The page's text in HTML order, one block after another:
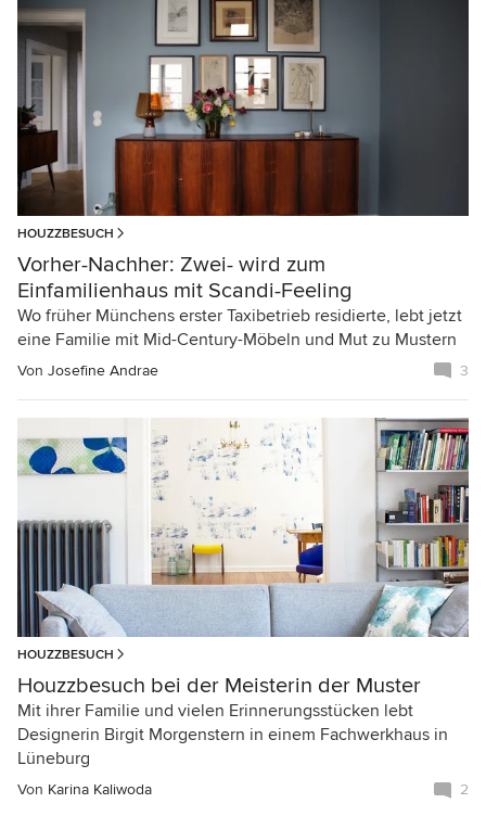
HOUZZBESUCH
Vorher-Nachher: Zwei- wird zum
Einfamilienhaus mit Scandi-Feeling
Wo früher Münchens erster Taxibetrieb residierte, lebt jetzt
eine Familie mit Mid-Century-Möbeln und Mut zu Mustern
Von Josefine Andrae 3
HOUZZBESUCH
Houzzbesuch bei der Meisterin der Muster
Mit ihrer Familie und vielen Erinnerungsstücken lebt
Designerin Birgit Morgenstern in einem Fachwerkhaus in
Lüneburg
Von Karina Kaliwoda 2